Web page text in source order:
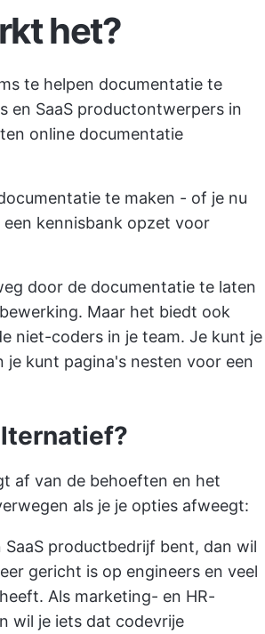
het?
te helpen documentatie te
en SaaS productontwerpers in
online documentatie
te maken - of je nu
kennisbank opzet voor
door de documentatie te laten
Maar het biedt ook
niet-coders in je team. Je kunt je
kunt pagina's nesten voor een
af van de behoeften en het
als je je opties afweegt:
SaaS productbedrijf bent, dan wil
gericht is op engineers en veel
Als marketing- en HR-
wil je iets dat codevrije